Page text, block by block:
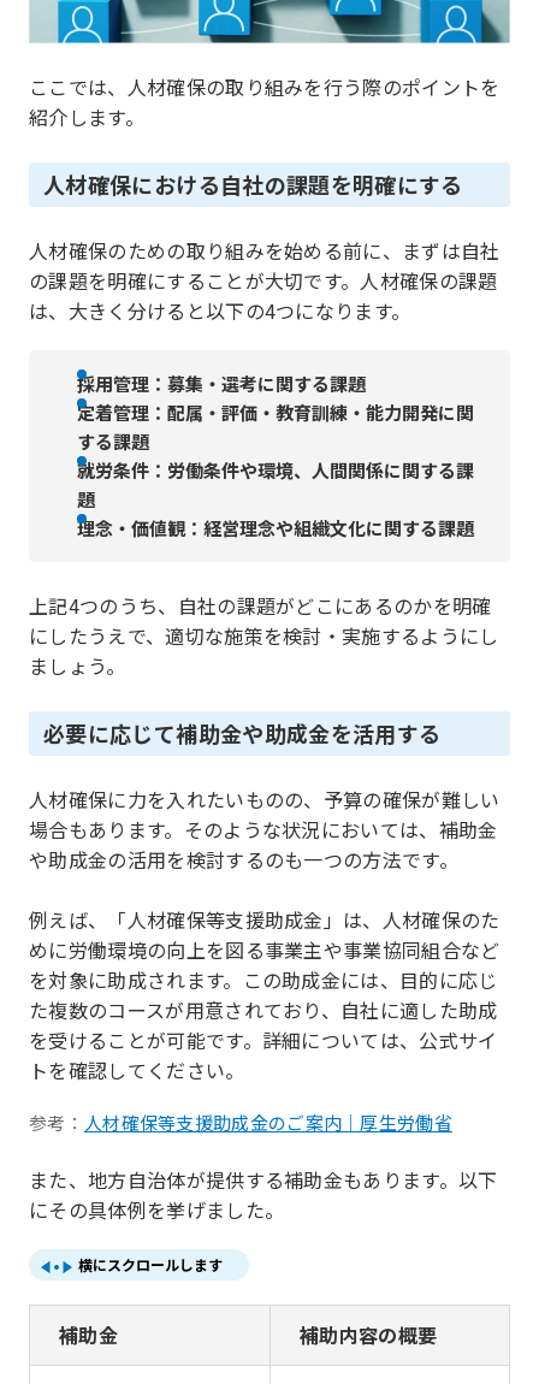
ここでは、人材確保の取り組みを行う際のポイントを
紹介します。
人材確保における自社の課題を明確にする
人材確保のための取り組みを始める前に、まずは自社
の課題を明確にすることが大切です。人材確保の課題
は、大きく分けると以下の4つになります。
採用管理：募集・選考に関する課題
定着管理：配属・評価・教育訓練・能力開発に関
する課題
就労条件：労働条件や環境、人間関係に関する課
題
理念・価値観：経営理念や組織文化に関する課題
上記4つのうち、自社の課題がどこにあるのかを明確
にしたうえで、適切な施策を検討・実施するようにし
ましょう。
必要に応じて補助金や助成金を活用する
人材確保に力を入れたいものの、予算の確保が難しい
場合もあります。そのような状況においては、補助金
や助成金の活用を検討するのも一つの方法です。
例えば、「人材確保等支援助成金」は、人材確保のた
めに労働環境の向上を図る事業主や事業協同組合など
を対象に助成されます。この助成金には、目的に応じ
た複数のコースが用意されており、自社に適した助成
を受けることが可能です。詳細については、公式サイ
トを確認してください。
参考： 人材確保等支援助成金のご案内｜厚生労働省
また、地方自治体が提供する補助金もあります。以下
にその具体例を挙げました。
横にスクロールします
補助金 補助内容の概要